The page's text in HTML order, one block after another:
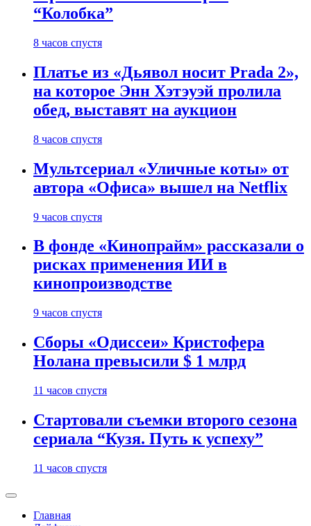
“Колобка”
8 часов спустя
Платье из «Дьявол носит Prada 2»,
на которое Энн Хэтэуэй пролила
обед, выставят на аукцион
8 часов спустя
Мультсериал «Уличные коты» от
автора «Офиса» вышел на Netflix
9 часов спустя
В фонде «Кинопрайм» рассказали о
рисках применения ИИ в
кинопроизводстве
9 часов спустя
Сборы «Одиссеи» Кристофера
Нолана превысили $ 1 млрд
11 часов спустя
Стартовали съемки второго сезона
сериала “Кузя. Путь к успеху”
11 часов спустя
Главная